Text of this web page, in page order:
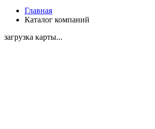
Главная
Каталог компаний
загрузка карты...